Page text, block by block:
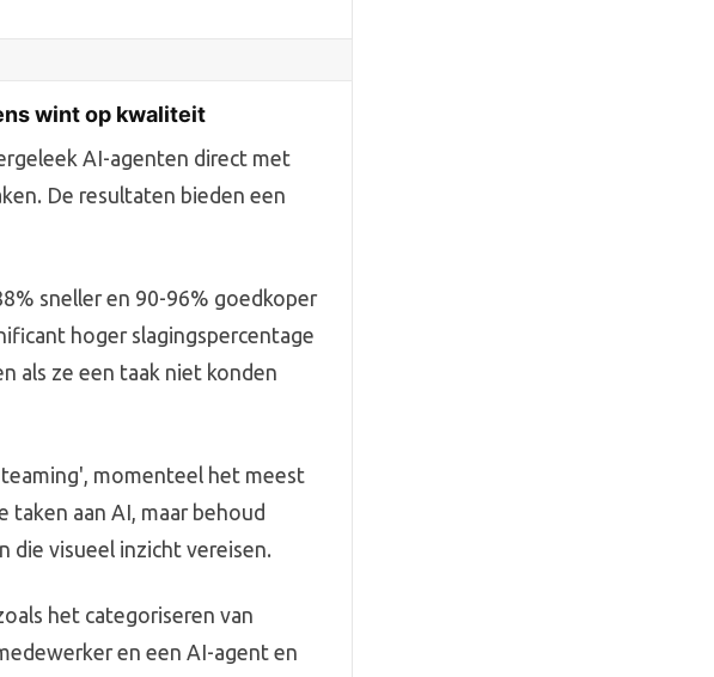
wint op kwaliteit
AI-agenten direct met
De resultaten bieden een
sneller en 90-96% goedkoper
hoger slagingspercentage
als ze een taak niet konden
momenteel het meest
aan AI, maar behoud
visueel inzicht vereisen.
het categoriseren van
en een AI-agent en